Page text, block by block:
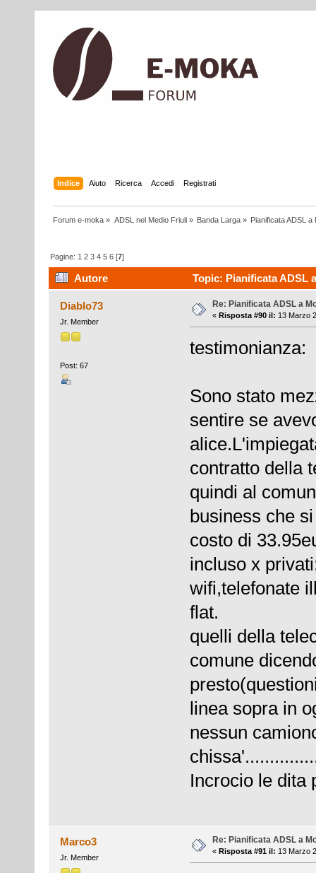
Indice Aiuto Ricerca Accedi Registrati
Forum e-moka » ADSL nel Medio Friuli» Banda Larga» Pianificata ADSL
Pagine: 1 2 3 4 5 6 [7]
Autore Topic: Pianificata ADSL
Diablo73
Jr. Member
Post: 67
Re: Pianificata ADSL a
« Risposta #90 il: 13 Marzo
testimonianza:
Sono stato
sentire se
contratto della
quindi al
business che
costo di
incluso x
wifi,telefonate
flat.
quelli della
comune
linea sopra in
nessun
Incrocio le dita
Marco3
Jr. Member
Re: Pianificata ADSL a
« Risposta #91 il: 13 Marzo